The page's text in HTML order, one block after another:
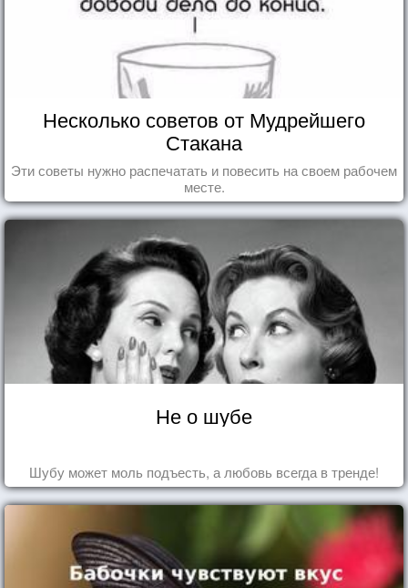
Несколько советов от Мудрейшего
Стакана
Эти советы нужно распечатать и повесить на своем рабочем
месте.
Не о шубе
Шубу может моль подъесть, а любовь всегда в тренде!